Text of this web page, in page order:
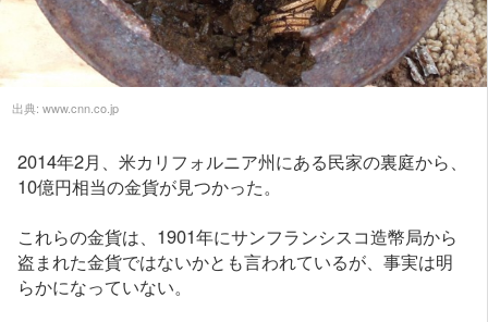
出典: www.cnn.co.jp
2014年2月、米カリフォルニア州にある民家の裏庭から、
10億円相当の金貨が見つかった。
これらの金貨は、1901年にサンフランシスコ造幣局から
盗まれた金貨ではないかとも言われているが、事実は明
らかになっていない。